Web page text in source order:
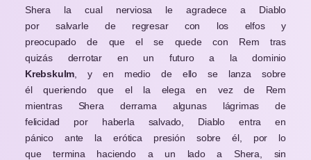
Shera la cual nerviosa le agradece a Diablo
por salvarle de regresar con los elfos y
preocupado de que el se quede con Rem tras
quizás derrotar en un futuro a la dominio
Krebskulm , y en medio de ello se lanza sobre
él queriendo que el la elega en vez de Rem
mientras Shera derrama algunas lágrimas de
felicidad por haberla salvado, Diablo entra en
pánico ante la erótica presión sobre él, por lo
que termina haciendo a un lado a Shera, sin